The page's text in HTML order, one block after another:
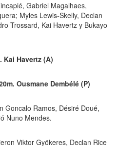
Gabriel Magalhaes,
Myles Lewis-Skelly, Declan
Trossard, Kai Havertz y Bukayo
Kai Havertz (A)
Ousmane Dembélé (P)
Goncalo Ramos, Désiré Doué,
Nuno Mendes.
Viktor Gyökeres, Declan Rice